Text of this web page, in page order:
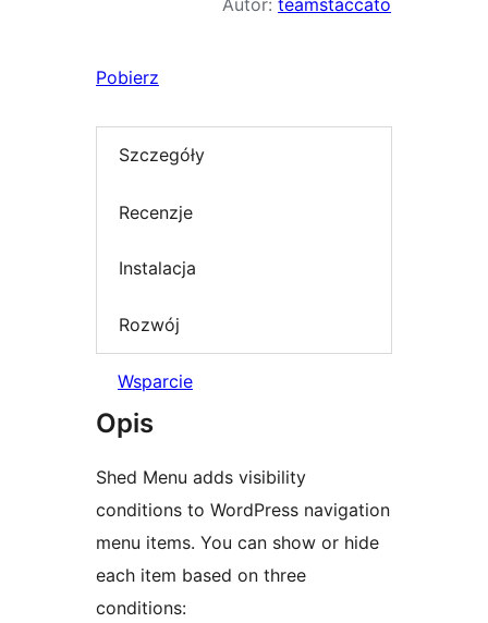
Autor: teamstaccato
Pobierz
Szczegóły
Recenzje
Instalacja
Rozwój
Wsparcie
Opis
Shed Menu adds visibility
conditions to WordPress navigation
menu items. You can show or hide
each item based on three
conditions: